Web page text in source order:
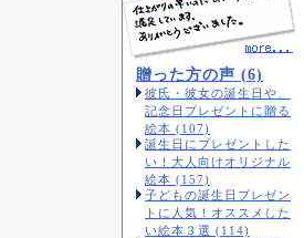
贈った方の声 (6)
彼氏・彼女の誕生日や、
記念日プレゼントに贈る
絵本 (107)
誕生日にプレゼントした
い！大人向けオリジナル
絵本 (157)
子どもの誕生日プレゼン
トに人気！オススメした
い絵本３選 (114)